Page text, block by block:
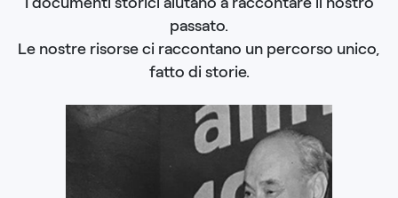
passato.
Le nostre risorse ci raccontano un percorso unico,
fatto di storie.